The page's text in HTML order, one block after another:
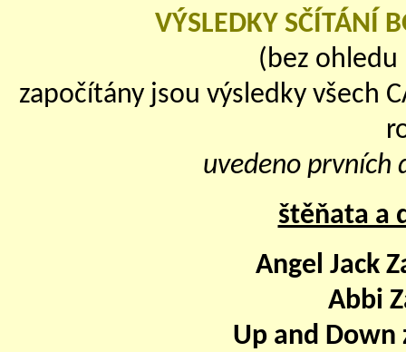
VÝSLEDKY SČÍTÁNÍ
(bez
započítány jsou výsledky všech
uvedeno prvních
štěňata a
Angel Jack
Abbi
Up and Down